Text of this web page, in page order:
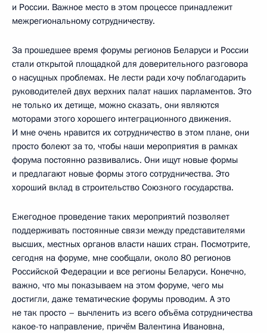
и России. Важное место в этом процессе принадлежит
межрегиональному сотрудничеству.
За прошедшее время форумы регионов Беларуси и России
стали открытой площадкой для доверительного разговора
о насущных проблемах. Не лести ради хочу поблагодарить
руководителей двух верхних палат наших парламентов. Это
не только их детище, можно сказать, они являются
моторами этого хорошего интеграционного движения.
И мне очень нравится их сотрудничество в этом плане, они
просто болеют за то, чтобы наши мероприятия в рамках
форума постоянно развивались. Они ищут новые формы
и предлагают новые формы этого сотрудничества. Это
хороший вклад в строительство Союзного государства.
Ежегодное проведение таких мероприятий позволяет
поддерживать постоянные связи между представителями
высших, местных органов власти наших стран. Посмотрите,
сегодня на форуме, мне сообщали, около 80 регионов
Российской Федерации и все регионы Беларуси. Конечно,
важно, что мы показываем на этом форуме, чего мы
достигли, даже тематические форумы проводим. А это
не так просто – вычленить из всего объёма сотрудничества
какое-то направление, причём Валентина Ивановна,